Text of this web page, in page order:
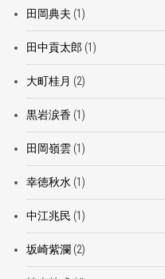
田岡典夫 (1)
田中貢太郎 (1)
大町桂月 (2)
黒岩涙香(1)
田岡嶺雲(1)
幸徳秋水 (1)
中江兆民 (1)
坂崎紫瀾 (2)